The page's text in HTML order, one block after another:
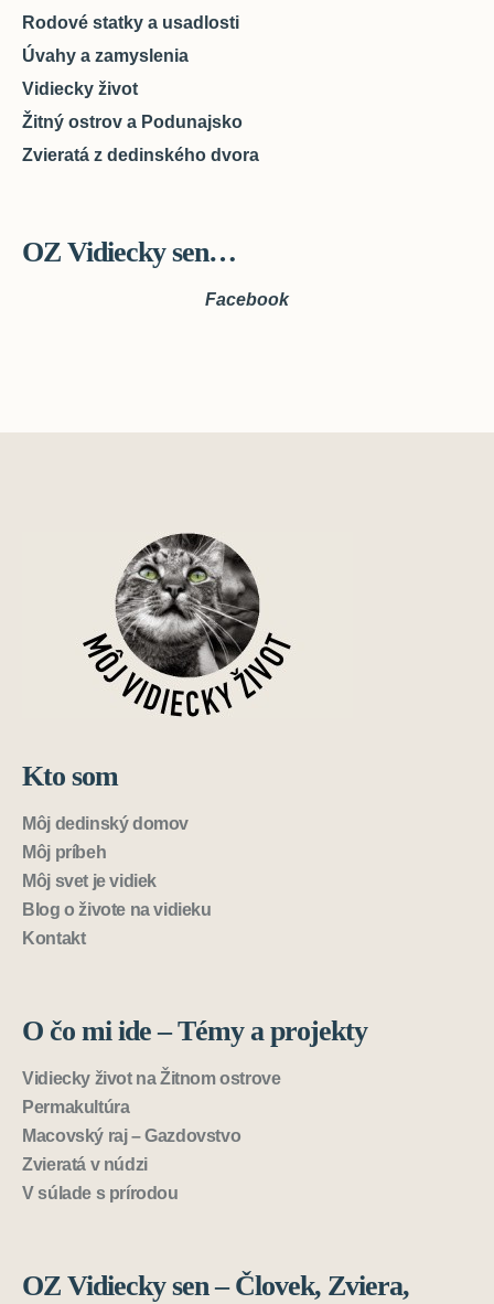
Rodové statky a usadlosti
Úvahy a zamyslenia
Vidiecky život
Žitný ostrov a Podunajsko
Zvieratá z dedinského dvora
OZ Vidiecky sen…
Facebook
Kto som
Môj dedinský domov
Môj príbeh
Môj svet je vidiek
Blog o živote na vidieku
Kontakt
O čo mi ide – Témy a projekty
Vidiecky život na Žitnom ostrove
Permakultúra
Macovský raj – Gazdovstvo
Zvieratá v núdzi
V súlade s prírodou
OZ Vidiecky sen – Človek, Zviera,